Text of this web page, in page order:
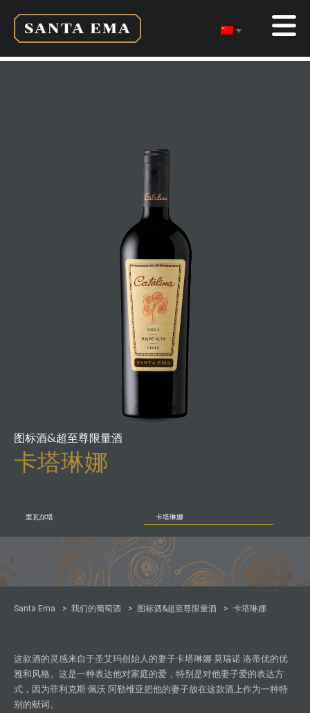
图标酒&超至尊限量酒
卡塔琳娜
里瓦尔塔 卡塔琳娜
Santa Ema > 我们的葡萄酒 > 图标酒&超至尊限量酒 > 卡塔琳娜
这款酒的灵感来自于圣艾玛创始人的妻子卡塔琳娜·莫瑞诺·洛蒂优的优
雅和风格。这是一种表达他对家庭的爱，特别是对他妻子爱的表达方
式，因为菲利克斯·佩沃·阿勒维亚把他的妻子放在这款酒上作为一种特
别的献词。